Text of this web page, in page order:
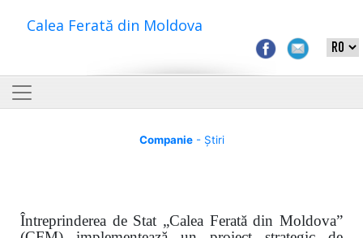
Calea Ferată din Moldova
Companie- Știri
Întreprinderea de Stat „Calea Ferată din Moldova”